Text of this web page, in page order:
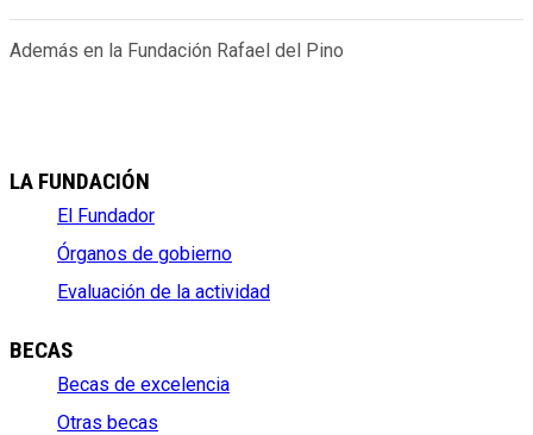
Además en la Fundación Rafael del Pino
LA FUNDACIÓN
El Fundador
Órganos de gobierno
Evaluación de la actividad
BECAS
Becas de excelencia
Otras becas